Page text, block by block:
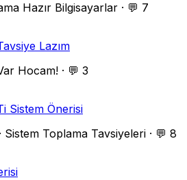
Hazır Bilgisayarlar · 💬 7
Lazım
Hocam! · 💬 3
Sistem Önerisi
· Sistem Toplama Tavsiyeleri · 💬 8